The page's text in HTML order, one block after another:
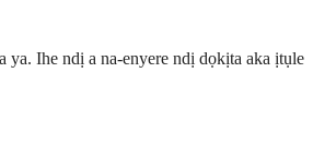
ya. Ihe ndị a na-enyere ndị dọkịta aka ịtụle